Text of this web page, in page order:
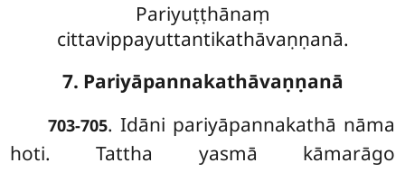
Pariyuṭṭhānaṃ
cittavippayuttantikathāvaṇṇanā.
7. Pariyāpannakathāvaṇṇanā
703-705. Idāni pariyāpannakathā nāma
hoti. Tattha yasmā kāmarāgo